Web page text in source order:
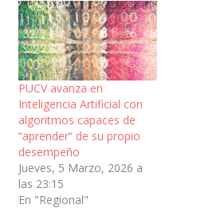
PUCV avanza en
Inteligencia Artificial con
algoritmos capaces de
“aprender” de su propio
desempeño
Jueves, 5 Marzo, 2026 a
las 23:15
En "Regional"